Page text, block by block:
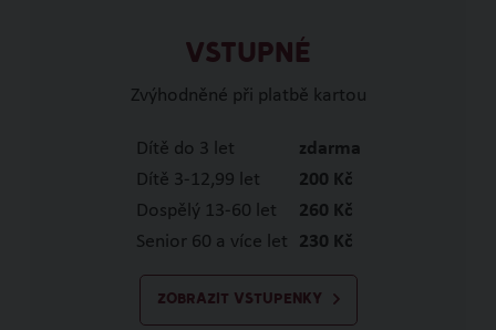
VSTUPNÉ
Zvýhodněné při platbě kartou
Dítě do 3 let
zdarma
Dítě 3-12,99 let
200 Kč
Dospělý 13-60 let
260 Kč
Senior 60 a více let
230 Kč
ZOBRAZIT VSTUPENKY